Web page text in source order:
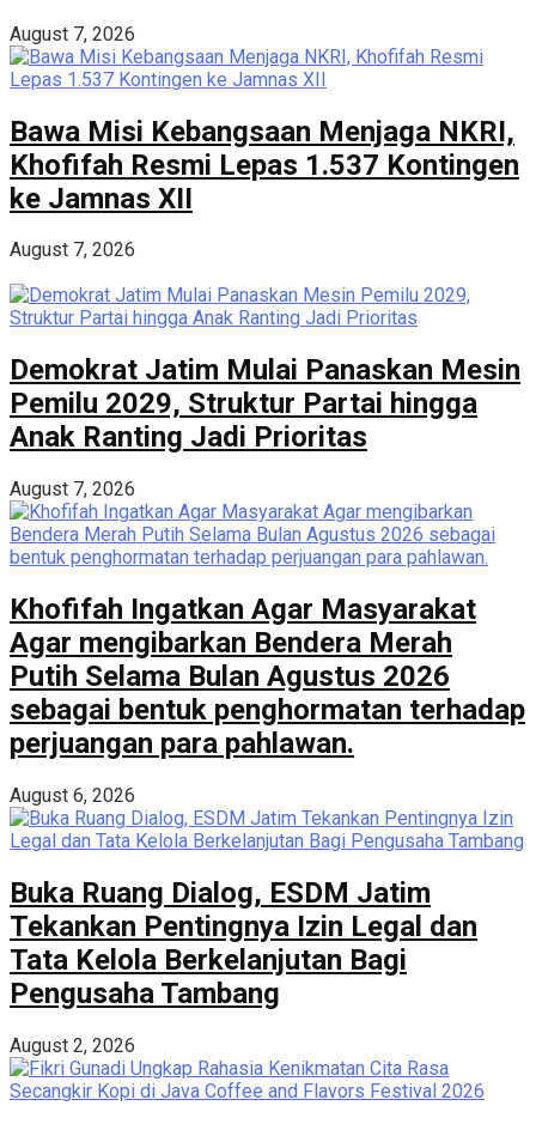
August 7, 2026
Bawa Misi Kebangsaan Menjaga NKRI,
Khofifah Resmi Lepas 1.537 Kontingen
ke Jamnas XII
August 7, 2026
Demokrat Jatim Mulai Panaskan Mesin
Pemilu 2029, Struktur Partai hingga
Anak Ranting Jadi Prioritas
August 7, 2026
Khofifah Ingatkan Agar Masyarakat
Agar mengibarkan Bendera Merah
Putih Selama Bulan Agustus 2026
sebagai bentuk penghormatan terhadap
perjuangan para pahlawan.
August 6, 2026
Buka Ruang Dialog, ESDM Jatim
Tekankan Pentingnya Izin Legal dan
Tata Kelola Berkelanjutan Bagi
Pengusaha Tambang
August 2, 2026